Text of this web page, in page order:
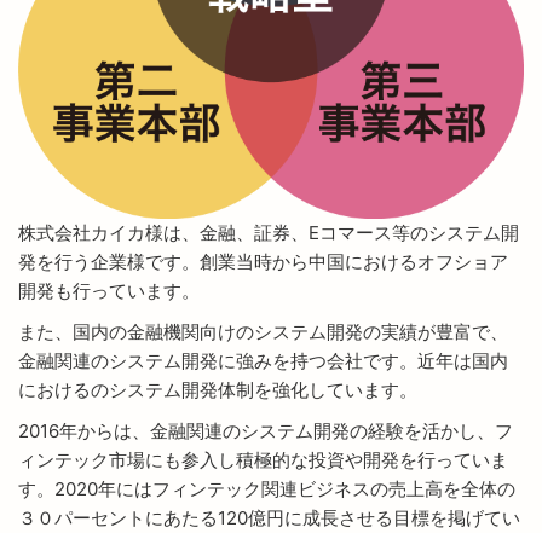
株式会社カイカ様は、金融、証券、Eコマース等のシステム開
発を行う企業様です。創業当時から中国におけるオフショア
開発も行っています。
また、国内の金融機関向けのシステム開発の実績が豊富で、
金融関連のシステム開発に強みを持つ会社です。近年は国内
におけるのシステム開発体制を強化しています。
2016年からは、金融関連のシステム開発の経験を活かし、フ
ィンテック市場にも参入し積極的な投資や開発を行っていま
す。2020年にはフィンテック関連ビジネスの売上高を全体の
３０パーセントにあたる120億円に成長させる目標を掲げてい